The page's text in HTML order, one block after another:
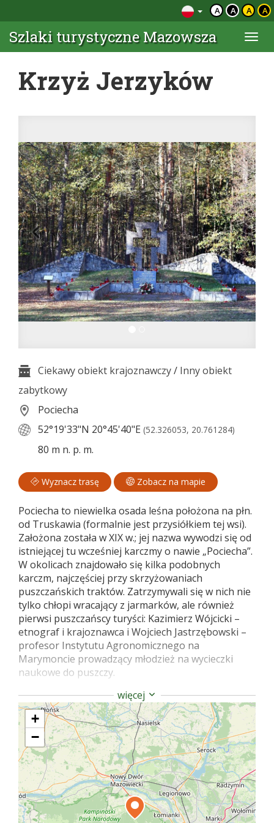
A A A A
Szlaki turystyczne Mazowsza
Krzyż Jerzyków
Ciekawy obiekt krajoznawczy/ Inny obiekt
zabytkowy
Pociecha
52°19'33"N 20°45'40"E (52.326053, 20.761284)
80 m n. p. m.
Wyznacz trasę Zobacz na mapie
Pociecha to niewielka osada leśna położona na płn.
od Truskawia (formalnie jest przysiółkiem tej wsi).
Założona została w XIX w.; jej nazwa wywodzi się od
istniejącej tu wcześniej karczmy o nawie „Pociecha”.
W okolicach znajdowało się kilka podobnych
karczm, najczęściej przy skrzyżowaniach
puszczańskich traktów. Zatrzymywali się w nich nie
tylko chłopi wracający z jarmarków, ale również
pierwsi puszczańscy turyści: Kazimierz Wójcicki –
etnograf i krajoznawca i Wojciech Jastrzębowski –
profesor Instytutu Agronomicznego na
Marymoncie prowadzący młodzież na wycieczki
naukowe do puszczy.
Przy brukowanej kamieniem polnym drodze
prowadzącej do Palmir znajduje się symboliczna
mogiła żołnierzy Powstańczych Oddziałów
Specjalnych „Jerzyki”. Oddziały te stworzył w
warunkach konspiracyjnych por. Jerzy Strzałkowski
PS. „Jerzy”. Ich członkowie rekrutowali się spośród
przedwojennej organizacji Związek Młodzieży z
Dalekiego Wschodu, spośród młodzieży
akademickiej i harcerskiej. Organizacyjnie oddziały
podporządkowane były Armii Krajowej.
więcej
+
−